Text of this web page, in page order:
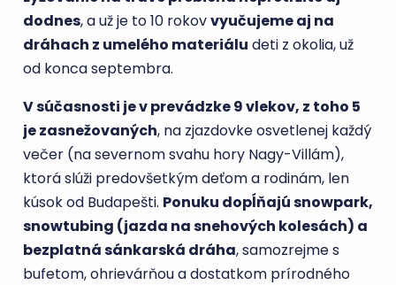
dodnes, a už je to 10 rokovvyučujeme aj na
dráhach z umelého materiálu deti z okolia, už
od konca septembra.
V súčasnosti je v prevádzke 9 vlekov, z toho 5
je zasnežovaných, na zjazdovke osvetlenej každý
večer (na severnom svahu hory Nagy-Villám),
ktorá slúži predovšetkým deťom a rodinám, len
kúsok od Budapešti. Ponuku dopĺňajú snowpark,
snowtubing (jazda na snehových kolesách) a
bezplatná sánkarská dráha, samozrejme s
bufetom, ohrievárňou a dostatkom prírodného